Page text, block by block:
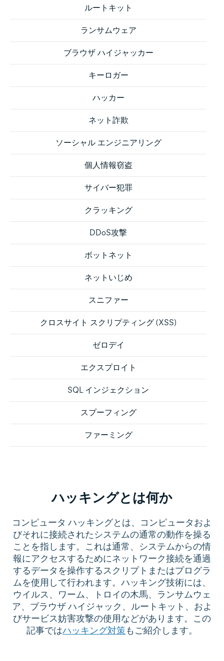
ルートキット
ランサムウェア
ブラウザ ハイジャッカー
キーロガー
ハッカー
ネット詐欺
ソーシャル エンジニアリング
個人情報窃盗
サイバー犯罪
クラッキング
DDoS攻撃
ボットネット
ネットいじめ
スニファー
クロスサイト スクリプティング (XSS)
ゼロデイ
エクスプロイト
SQL インジェクション
スプーフィング
ファーミング
ハッキングとは何か
コンピュータ ハッキングとは、コンピュータおよ
びそれに接続されたシステムの通常の動作を操る
ことを指します。これは通常、システムからの情
報にアクセスするためにネットワーク接続を通過
するデータを操作するスクリプトまたはプログラ
ムを使用して行われます。ハッキング技術には、
ウイルス、ワーム、トロイの木馬、ランサムウェ
ア、ブラウザ ハイジャック、ルートキット、およ
びサービス妨害攻撃の使用などがあります。この
記事ではハッキング対策もご紹介します。